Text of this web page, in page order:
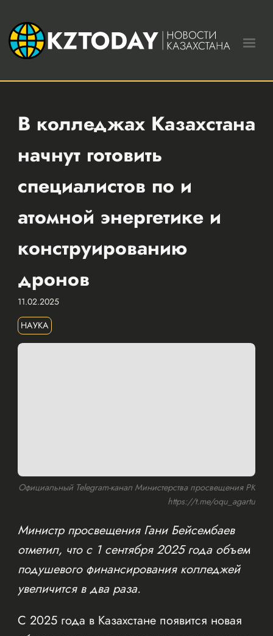
В колледжах Казахстана
начнут готовить
специалистов по и
атомной энергетике и
конструированию
дронов
11.02.2025
НАУКА
Официальный Telegram-канал Министерства просвещения РК
https://t.me/oqu_agartu
Министр просвещения Гани Бейсембаев
отметил, что с 1 сентября 2025 года объем
подушевого финансирования колледжей
увеличится в два раза.
С 2025 года в Казахстане появится новая